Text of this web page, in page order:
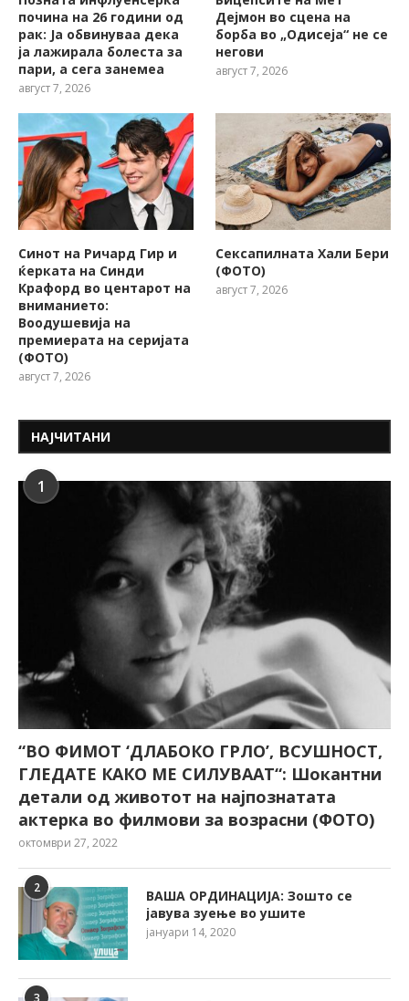
почина на 26 години од
рак: Ја обвинуваа дека
ја лажирала болеста за
пари, а сега занемеа
август 7, 2026
Дејмон во сцена на
борба во „Одисеја“ не се
негови
август 7, 2026
Синот на Ричард Гир и
ќерката на Синди
Крафорд во центарот на
вниманието:
Воодушевија на
премиерата на серијата
(ФОТО)
август 7, 2026
Сексапилната Хали Бери
(ФОТО)
август 7, 2026
НАЈЧИТАНИ
1
“ВО ФИМОТ ‘ДЛАБОКО ГРЛО’, ВСУШНОСТ,
ГЛЕДАТЕ КАКО МЕ СИЛУВААТ“: Шокантни
детали од животот на најпознатата
актерка во филмови за возрасни (ФОТО)
октомври 27, 2022
2
ВАША ОРДИНАЦИЈА: Зошто се
јавува зуење во ушите
јануари 14, 2020
3